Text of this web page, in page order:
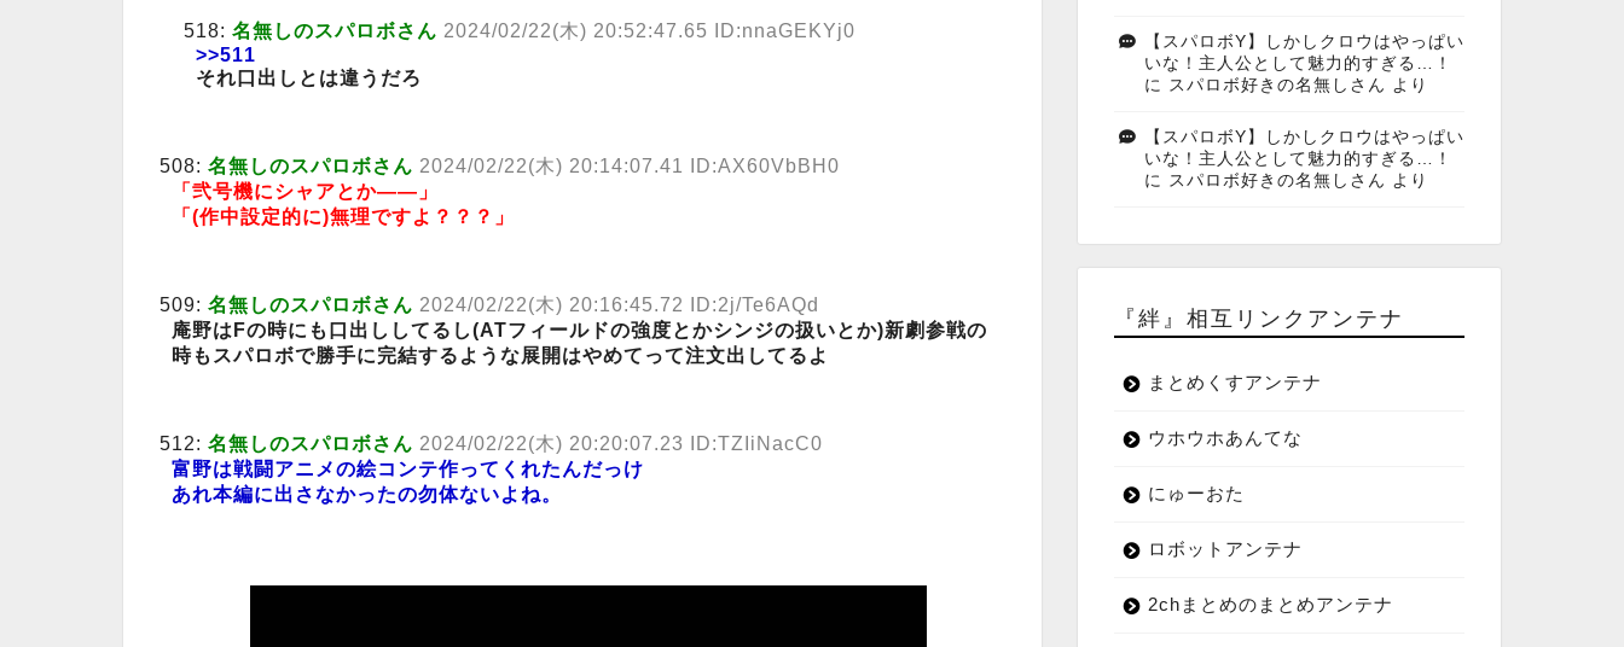
518: 名無しのスパロボさん 2024/02/22(木) 20:52:47.65 ID:nnaGEKYj0
>>511
それ口出しとは違うだろ
508: 名無しのスパロボさん 2024/02/22(木) 20:14:07.41 ID:AX60VbBH0
「弐号機にシャアとか――」
「(作中設定的に)無理ですよ？？？」
509: 名無しのスパロボさん 2024/02/22(木) 20:16:45.72 ID:2j/Te6AQd
庵野はFの時にも口出ししてるし(ATフィールドの強度とかシンジの扱いとか)新劇参戦の
時もスパロボで勝手に完結するような展開はやめてって注文出してるよ
512: 名無しのスパロボさん 2024/02/22(木) 20:20:07.23 ID:TZIiNacC0
富野は戦闘アニメの絵コンテ作ってくれたんだっけ
あれ本編に出さなかったの勿体ないよね。
【スパロボY】しかしクロウはやっぱい
いな！主人公として魅力的すぎる…！
に
スパロボ好きの名無しさん より
【スパロボY】しかしクロウはやっぱい
いな！主人公として魅力的すぎる…！
に
スパロボ好きの名無しさん より
『絆』相互リンクアンテナ
まとめくすアンテナ
ウホウホあんてな
にゅーおた
ロボットアンテナ
2chまとめのまとめアンテナ